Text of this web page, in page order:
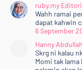
ruby.my
Wahh ramai
dapat kahwin
6 September
Hanny Abdullah
Skrg ni kalau
Momi tak